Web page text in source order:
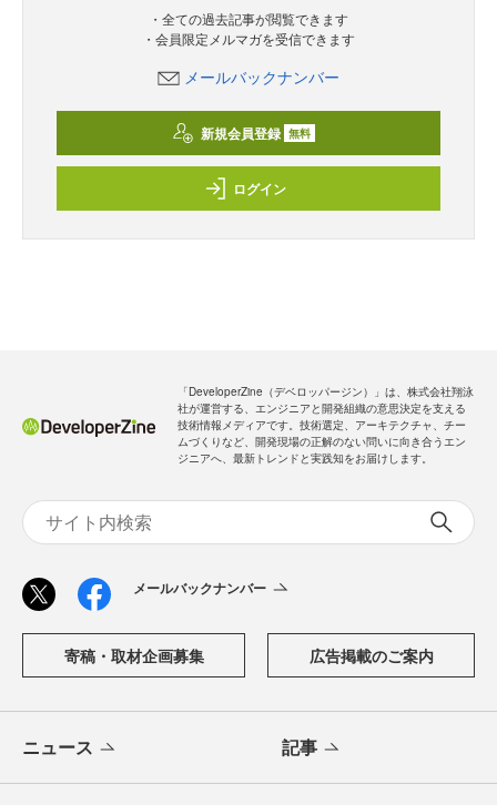
・全ての過去記事が閲覧できます
・会員限定メルマガを受信できます
メールバックナンバー
新規会員登録 無料
ログイン
「DeveloperZine（デベロッパージン）」は、株式会社翔泳
社が運営する、エンジニアと開発組織の意思決定を支える
技術情報メディアです。技術選定、アーキテクチャ、チー
ムづくりなど、開発現場の正解のない問いに向き合うエン
ジニアへ、最新トレンドと実践知をお届けします。
メールバックナンバー
寄稿・取材企画募集 広告掲載のご案内
ニュース 記事